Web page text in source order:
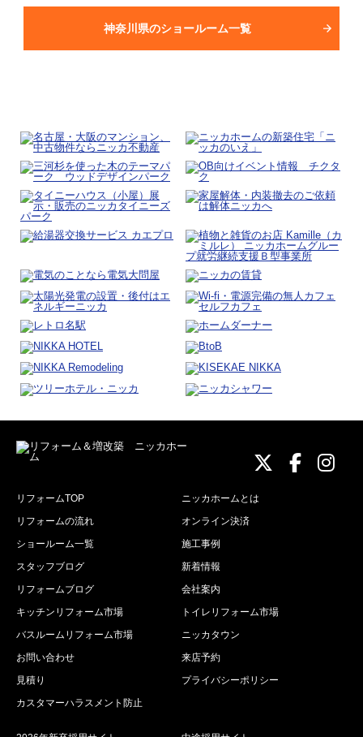
神奈川県のショールーム一覧
ニッカ
ニッニ
リフォームTOP
ニッカホームとは
リフォームの流れ
オンライン決済
ショールーム一覧
施工事例
スタッフブログ
新着情報
リフォームブログ
会社案内
キッチンリフォーム市場
トイレリフォーム市場
バスルームリフォーム市場
ニッカタウン
お問い合わせ
来店予約
見積り
プライバシーポリシー
カスタマーハラスメント防止